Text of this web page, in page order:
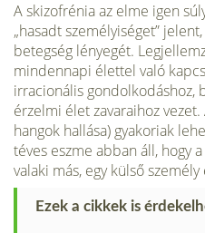
A skizofrénia az elme igen
„hasadt személyiséget”
betegség lényegét.
mindennapi élettel való
irracionális gondolkodáshoz,
érzelmi élet zava­raihoz
hangok hallása) gyakoriak
téves eszme abban áll, hogy
valaki más, egy külső
Ezek a cikkek is